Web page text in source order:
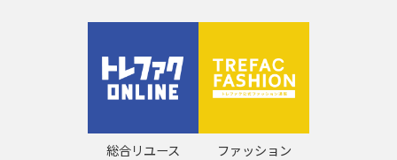
総合リユース ファッション